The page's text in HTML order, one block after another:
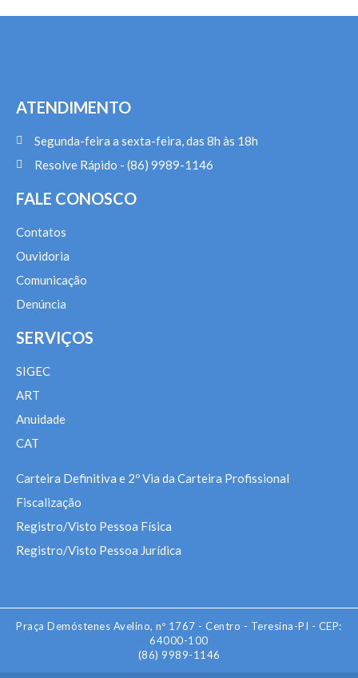
ATENDIMENTO
Segunda-feira a sexta-feira, das 8h às 18h
Resolve Rápido - (86) 9989-1146
FALE CONOSCO
Contatos
Ouvidoria
Comunicação
Denúncia
SERVIÇOS
SIGEC
ART
Anuidade
CAT
Carteira Definitiva e 2º Via da Carteira Profissional
Fiscalização
Registro/Visto Pessoa Física
Registro/Visto Pessoa Jurídica
Praça Demóstenes Avelino, nº 1767 - Centro - Teresina-PI - CEP:
64000-100
(86) 9989-1146